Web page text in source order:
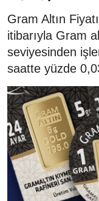
Gram Altın
itibarıyla Gram
seviyesinden
saatte yüzde